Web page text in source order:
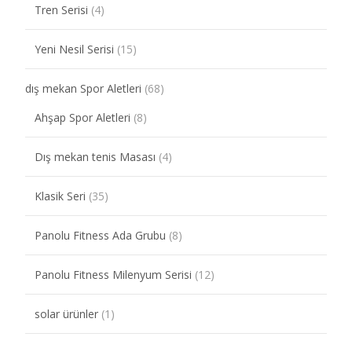
Tren Serisi (4)
Yeni Nesil Serisi (15)
dış mekan Spor Aletleri (68)
Ahşap Spor Aletleri (8)
Dış mekan tenis Masası (4)
Klasik Seri (35)
Panolu Fitness Ada Grubu (8)
Panolu Fitness Milenyum Serisi (12)
solar ürünler (1)